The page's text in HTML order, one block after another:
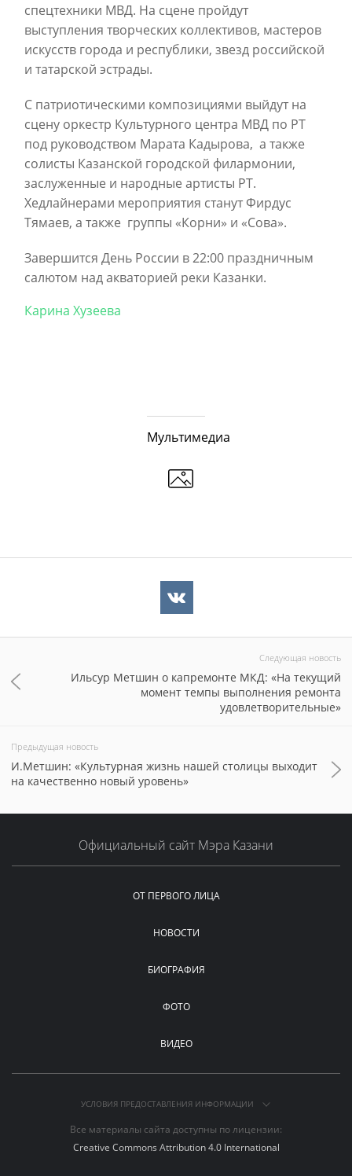
спецтехники МВД. На сцене пройдут
выступления творческих коллективов, мастеров
искусств города и республики, звезд российской
и татарской эстрады.
С патриотическими композициями выйдут на
сцену оркестр Культурного центра МВД по РТ
под руководством Марата Кадырова, а также
солисты Казанской городской филармонии,
заслуженные и народные артисты РТ.
Хедлайнерами мероприятия станут Фирдус
Тямаев, а также группы «Корни» и «Сова».
Завершится День России в 22:00 праздничным
салютом над акваторией реки Казанки.
Карина Хузеева
Мультимедиа
Следующая новость
Ильсур Метшин о капремонте МКД: «На текущий
момент темпы выполнения ремонта
удовлетворительные»
Предыдущая новость
И.Метшин: «Культурная жизнь нашей столицы выходит
на качественно новый уровень»
Официальный сайт Мэра Казани
ОТ ПЕРВОГО ЛИЦА
НОВОСТИ
БИОГРАФИЯ
ФОТО
ВИДЕО
УСЛОВИЯ ПРЕДОСТАВЛЕНИЯ ИНФОРМАЦИИ
Все материалы сайта доступны по лицензии:
Creative Commons Attribution 4.0 International